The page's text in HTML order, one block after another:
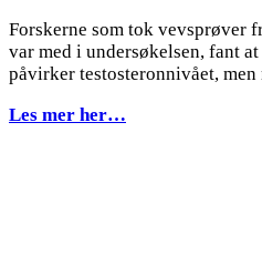
Forskerne som tok vevsprøver
var med i undersøkelsen, fant
påvirker testosteronnivået, men
Les mer her…